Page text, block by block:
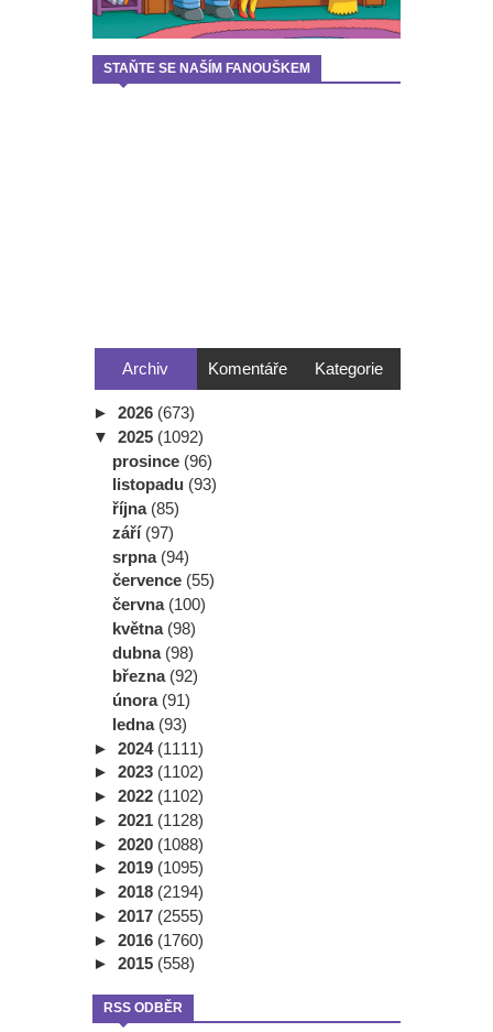
STAŇTE SE NAŠÍM FANOUŠKEM
Archiv Komentáře Kategorie
► 2026 (673)
▼ 2025 (1092)
prosince (96)
listopadu (93)
října (85)
září (97)
srpna (94)
července (55)
června (100)
května (98)
dubna (98)
března (92)
února (91)
ledna (93)
► 2024 (1111)
► 2023 (1102)
► 2022 (1102)
► 2021 (1128)
► 2020 (1088)
► 2019 (1095)
► 2018 (2194)
► 2017 (2555)
► 2016 (1760)
► 2015 (558)
RSS ODBĚR